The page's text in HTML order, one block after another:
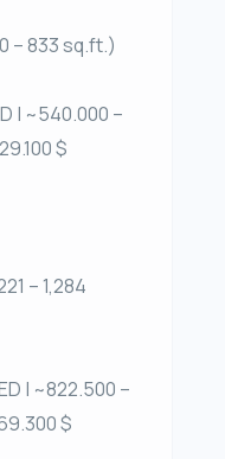
– 833 sq.ft.)
| ~540.000 –
$
– 1,284
| ~822.500 –
$